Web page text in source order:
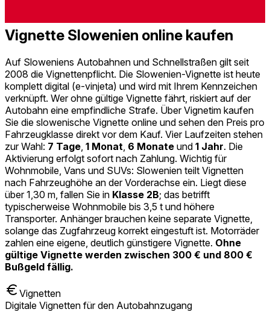
Vignette Slowenien online kaufen
Auf Sloweniens Autobahnen und Schnellstraßen gilt seit
2008 die Vignettenpflicht. Die Slowenien-Vignette ist heute
komplett digital (e-vinjeta) und wird mit Ihrem Kennzeichen
verknüpft. Wer ohne gültige Vignette fährt, riskiert auf der
Autobahn eine empfindliche Strafe. Über Vignetim kaufen
Sie die slowenische Vignette online und sehen den Preis pro
Fahrzeugklasse direkt vor dem Kauf. Vier Laufzeiten stehen
zur Wahl: 7 Tage 1 Monat 6 Monate und 1 Jahr. Die
Aktivierung erfolgt sofort nach Zahlung. Wichtig für
Wohnmobile, Vans und SUVs: Slowenien teilt Vignetten
nach Fahrzeughöhe an der Vorderachse ein. Liegt diese
über 1,30 m, fallen Sie in Klasse 2B; das betrifft
typischerweise Wohnmobile bis 3,5 t und höhere
Transporter. Anhänger brauchen keine separate Vignette,
solange das Zugfahrzeug korrekt eingestuft ist. Motorräder
zahlen eine eigene, deutlich günstigere Vignette. Ohne
gültige Vignette werden zwischen 300 € und 800 €
Bußgeld fällig.
Vignetten
Digitale Vignetten für den Autobahnzugang